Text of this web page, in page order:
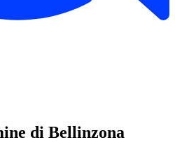
di Bellinzona